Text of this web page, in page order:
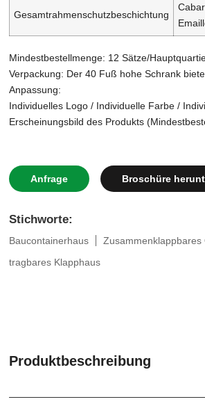
Gesamtrahmenschutzbeschichtung
Mindestbestellmenge: 12 Sätze/
Verpackung: Der 40 Fuß hohe Schrank
Anpassung:
Individuelles Logo / Individuelle Farbe /
Erscheinungsbild des Produkts
Anfrage Broschüre
Stichworte:
Baucontainerhaus
Zusammenklappbares
tragbares Klapphaus
Produktbeschreibung